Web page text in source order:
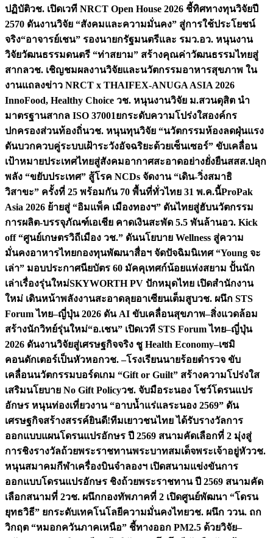
ปฏิบัติวช. เปิดเวที NRCT Open House 2026 ชี้ทิศทางทุนวิจัยปี
2570 ดันงานวิจัย “สังคมและความมั่นคง” สู่การใช้ประโยชน์
จริง“อาจารย์เชน” รองนายกรัฐมนตรีและ รมว.อว. หนุนงาน
วิจัยวัฒนธรรมดนตรี “ท่าสยาม” สร้างคุณค่าวัฒนธรรมไทยสู่
สากลวช. เชิญชมผลงานวิจัยและนวัตกรรมอาหารสุขภาพ ใน
งานแถลงข่าว NRCT x THAIFEX-ANUGA ASIA 2026
InnoFood, Healthy Choice วช. หนุนงานวิจัย ม.สวนดุสิต นำ
มาตรฐานสากล ISO 37001ยกระดับความโปร่งใสองค์กร
ปกครองส่วนท้องถิ่นวช. หนุนทุนวิจัย “นวัตกรรมห้องลดฝุ่นแรง
ดันบวกควบคู่ระบบเฝ้าระวังอัจฉริยะด้วยเซ็นเซอร์” ขับเคลื่อน
เป้าหมายประเทศไทยสู่สังคมอากาศสะอาดอย่างยั่งยืนสสส.ปลุก
พลัง “ขยับประเทศ” สู้โรค NCDs จัดงาน “เดิน-วิ่งสมาธิ
วิสาขะ” ครั้งที่ 25 พร้อมกัน 70 พื้นที่ทั่วไทย 31 พ.ค.นี้ProPak
Asia 2026 ย้ายสู่ “อิมแพ็ค เมืองทองฯ” ดันไทยสู่ฮับนวัตกรรม
การผลิต-บรรจุภัณฑ์เอเชีย คาดเงินสะพัด 5.5 พันล้านอว. Kick
off “ศูนย์เกษตรวิถีเมือง วช.” ดันนโยบาย Wellness สู่ความ
มั่นคงอาหารไทยกองทุนพัฒนาสื่อฯ จัดปัจฉิมนิเทศ “Young จะ
เล่า” มอบประกาศนียบัตร 60 มัคคุเทศก์น้อยแห่งสยาม ปั้นนัก
เล่าเรื่องรุ่นใหม่SKYWORTH PV ปักหมุดไทย เปิดสำนักงาน
ใหม่ เดินหน้าพลังงานสะอาดลุยอาเซียนเต็มสูบวช. ผนึก STS
Forum ไทย–ญี่ปุ่น 2026 ดัน AI ขับเคลื่อนสุขภาพ–สิ่งแวดล้อม
สร้างนักวิทย์รุ่นใหม่“อ.เชน” เปิดเวที STS Forum ไทย–ญี่ปุ่น
2026 ดันงานวิจัยสู่เศรษฐกิจจริง ชู Health Economy–เซมิ
คอนดักเตอร์เป็นหัวหอกวช. –โรงเรียนนายร้อยตำรวจ ขับ
เคลื่อนนวัตกรรมบอร์ดเกม “Gift or Guilt” สร้างความโปร่งใส
เสริมนโยบาย No Gift Policyวช. จับมือระนอง โชว์โดรนแปร
อักษร หนุนท่องเที่ยวงาน “อาบน้ำแร่แลระนอง 2569” ดัน
เศรษฐกิจสร้างสรรค์ยินดี!ทีมเยาวชนไทย ได้รับรางวัลการ
ออกแบบแผนโดรนแปรอักษร ปี 2569 สนามคัดเลือกที่ 2 มุ่งสู่
การชิงรางวัลถ้วยพระราชทานพระบาทสมเด็จพระเจ้าอยู่หัววช.
หนุนสมาคมกีฬาเครื่องบินจำลองฯ เปิดสนามแข่งขันการ
ออกแบบโดรนแปรอักษร ชิงถ้วยพระราชทาน ปี 2569 สนามคัด
เลือกสนามที่ 2วช. ผนึกกองทัพภาคที่ 2 เปิดศูนย์พัฒนา “โดรน
ยุทธวิธี” ยกระดับเทคโนโลยีความมั่นคงไทยวช. ผนึก ววน. ถก
วิกฤต “หมอกควันภาคเหนือ” ชี้ทางออก PM2.5 ด้วยวิจัย–